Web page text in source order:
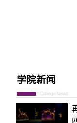
学院新闻
College News